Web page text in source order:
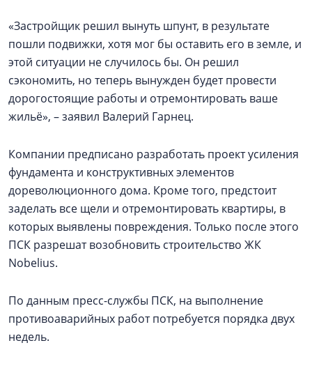
«Застройщик решил вынуть шпунт, в результате
пошли подвижки, хотя мог бы оставить его в земле, и
этой ситуации не случилось бы. Он решил
сэкономить, но теперь вынужден будет провести
дорогостоящие работы и отремонтировать ваше
жильё», – заявил Валерий Гарнец.
Компании предписано разработать проект усиления
фундамента и конструктивных элементов
дореволюционного дома. Кроме того, предстоит
заделать все щели и отремонтировать квартиры, в
которых выявлены повреждения. Только после этого
ПСК разрешат возобновить строительство ЖК
Nobelius.
По данным пресс-службы ПСК, на выполнение
противоаварийных работ потребуется порядка двух
недель.